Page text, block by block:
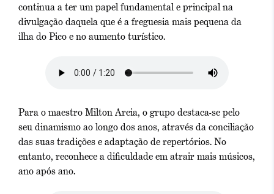
continua a ter um papel fundamental e principal na
divulgação daquela que é a freguesia mais pequena da
ilha do Pico e no aumento turístico.
Para o maestro Milton Areia, o grupo destaca-se pelo
seu dinamismo ao longo dos anos, através da conciliação
das suas tradições e adaptação de repertórios. No
entanto, reconhece a dificuldade em atrair mais músicos,
ano após ano.